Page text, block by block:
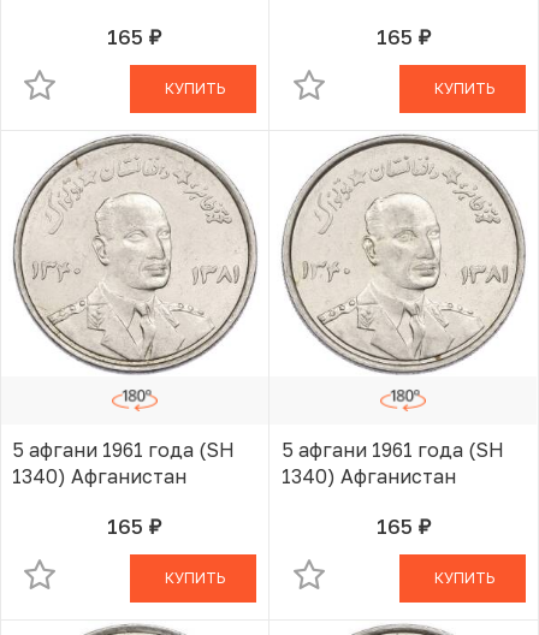
165 руб.В КОРЗИНЕ
КУПИТЬ
165 руб.В КОРЗИНЕ
КУПИТЬ
5 афгани 1961 года (SH
1340) Афганистан
165 руб.В КОРЗИНЕ
КУПИТЬ
5 афгани 1961 года (SH
1340) Афганистан
165 руб.В КОРЗИНЕ
КУПИТЬ